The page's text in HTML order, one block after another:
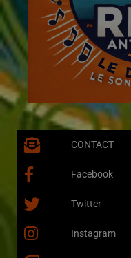
CONTACT
Facebook
Twitter
Instagram